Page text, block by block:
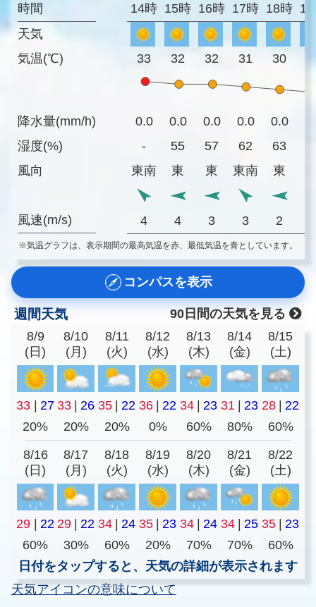
時間
天気
気温(℃)
降水量(mm/h)
湿度(%)
風向
風速(m/s)
14時 15時 16時 17時 18時
33 32 32 31 30
0.0 0.0 0.0 0.0 0.0
-
55 57 62 63
東南
東 東 東南 東
4 4 3 3 2
※気温グラフは、表示期間の最高気温を赤、最低気温を青としています。
コンパスを表示
週間天気
90日間の天気を見る
8/9
(日)
8/10
(月)
8/11
(火)
8/12
(水)
8/13
(木)
8/14
(金)
8/15
(土)
33 | 27 33 | 26 35 | 22 36 | 22 34 | 23 31 | 23 28 | 22
20%
20% 20% 0% 60% 80% 60%
8/16
(日)
8/17
(月)
8/18
(火)
8/19
(水)
8/20
(木)
8/21
(金)
8/22
(土)
29 | 22 29 | 22 34 | 24 35 | 23 34 | 24 34 | 25 35 | 23
60%
30% 60% 20% 70% 70%
60%
日付をタップすると、天気の詳細が表示されます
天気アイコンの意味について